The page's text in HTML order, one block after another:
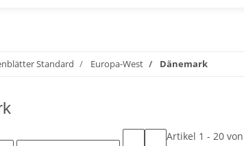
Standard Europa-West Dänemark
Artikel 1 - 20